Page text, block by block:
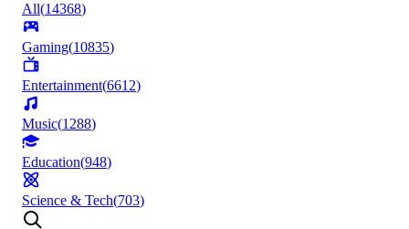
All(14368)
Gaming(10835)
Entertainment(6612)
Music(1288)
Education(948)
Science & Tech(703)